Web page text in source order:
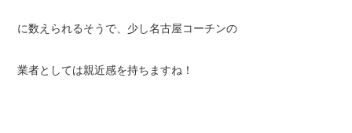
に数えられるそうで、少し名古屋コーチンの
業者としては親近感を持ちますね！